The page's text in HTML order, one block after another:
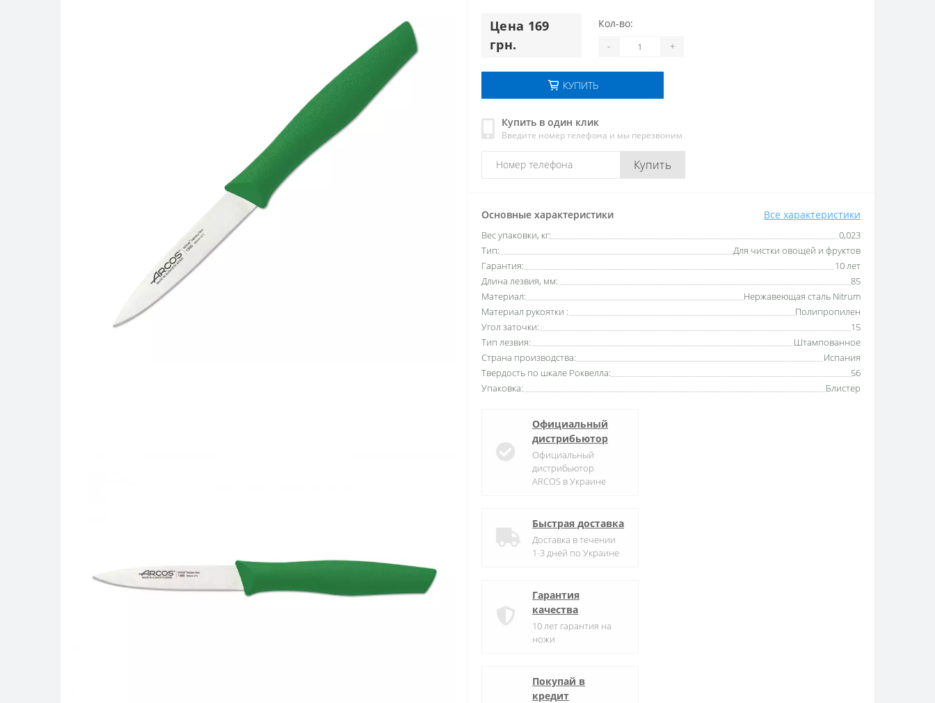
Цена 169
грн.
Кол-во:
- +
КУПИТЬ
Купить в один клик
Введите номер телефона и мы перезвоним
Купить
Основные характеристики Все характеристики
Вес упаковки, кг:
0,023
Тип:
Для чистки овощей и фруктов
Гарантия:
10 лет
Длина лезвия, мм:
85
Материал:
Нержавеющая сталь Nitrum
Материал рукоятки :
Полипропилен
Угол заточки:
15
Тип лезвия:
Штампованное
Страна производства:
Испания
Твердость по шкале Роквелла:
56
Упаковка:
Блистер
Официальный
дистрибьютор
Официальный
дистрибьютор
ARCOS в Украине
Быстрая доставка
Доставка в течении
1-3 дней по Украине
Гарантия
качества
10 лет гарантия на
ножи
Покупай в
кредит